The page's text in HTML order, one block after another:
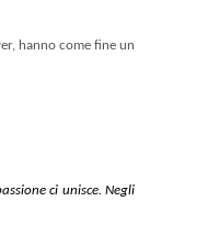
hanno come fine un
ci unisce. Negli